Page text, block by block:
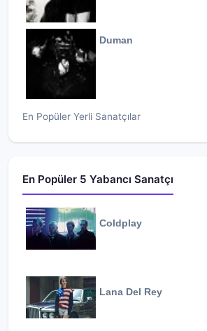
Duman
En Popüler Yerli Sanatçılar
En Popüler 5 Yabancı Sanatçı
Coldplay
Lana Del Rey